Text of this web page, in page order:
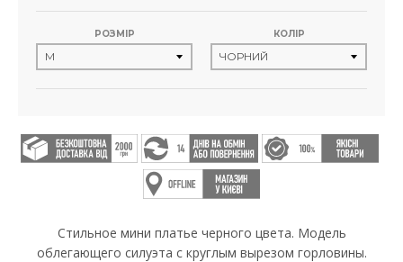
РОЗМІР КОЛІР
Стильное мини платье черного цвета. Модель
облегающего силуэта с круглым вырезом горловины.